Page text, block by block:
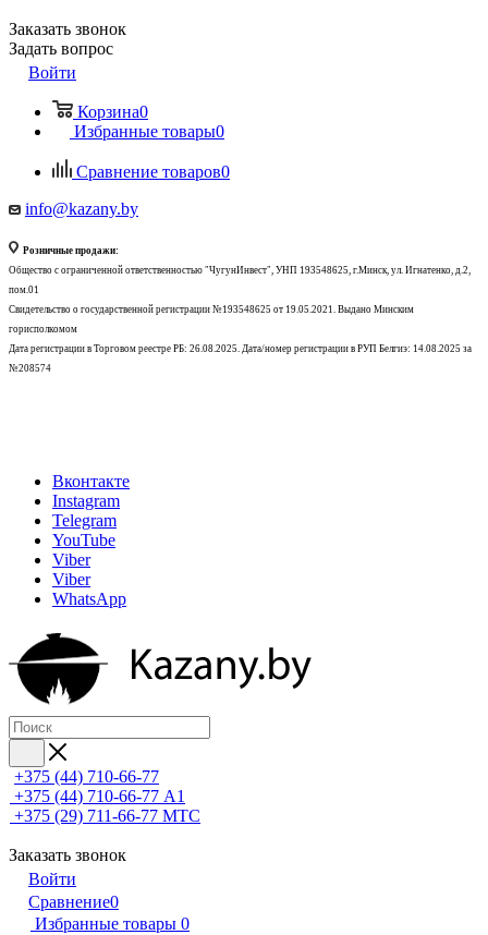
Заказать звонок
Задать вопрос
Войти
Корзина0
Избранные товары0
Сравнение товаров0
info@kazany.by
Розничные продажи:
Общество с ограниченной ответственностью "ЧугунИнвест", УНП 193548625, г.Минск, ул. Игнатенко, д.2,
пом.01
Свидетельство о государственной регистрации №193548625 от 19.05.2021. Выдано Минским
горисполкомом
Дата регистрации в Торговом реестре РБ: 26.08.2025. Дата/номер регистрации в РУП Белгиэ: 14.08.2025 за
№208574
Вконтакте
Instagram
Telegram
YouTube
Viber
Viber
WhatsApp
+375 (44) 710-66-77
+375 (44) 710-66-77 А1
+375 (29) 711-66-77 МТС
Заказать звонок
Войти
Сравнение0
Избранные товары 0